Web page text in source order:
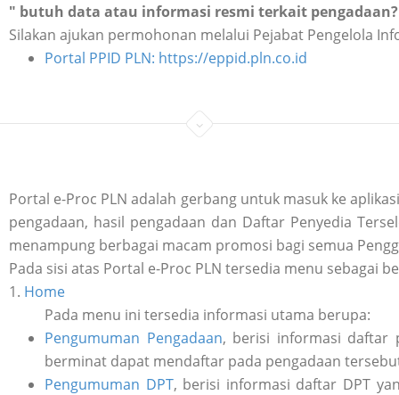
" butuh data atau informasi resmi terkait
Silakan ajukan permohonan melalui Pejabat Pengelola
Portal PPID PLN: https://eppid.pln.co.id
Portal e-Proc PLN adalah gerbang untuk masuk ke
pengadaan, hasil pengadaan dan Daftar Penyedia
menampung berbagai macam promosi bagi semua
Pada sisi atas Portal e-Proc PLN tersedia menu sebagai
1. Home
Pada menu ini tersedia informasi utama berupa:
Pengumuman Pengadaan, berisi informasi daftar
berminat dapat mendaftar pada pengadaan
Pengumuman DPT, berisi informasi daftar DPT